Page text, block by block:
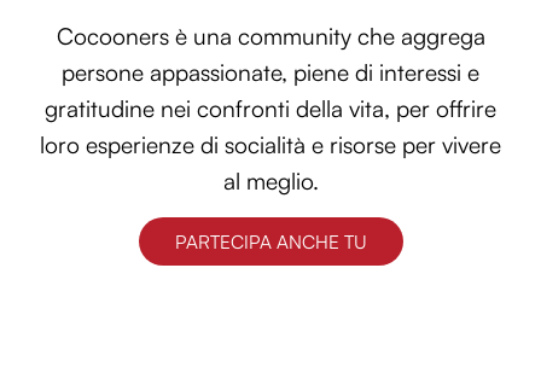
Cocooners è una community che aggrega
persone appassionate, piene di interessi e
gratitudine nei confronti della vita, per offrire
loro esperienze di socialità e risorse per vivere
al meglio.
PARTECIPA ANCHE TU